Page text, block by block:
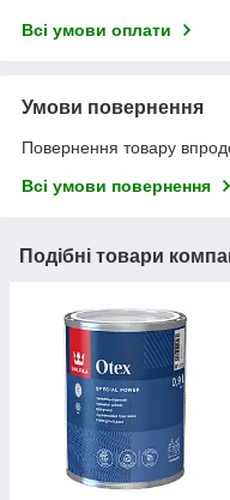
Всі умови оплати
Умови повернення
Повернення товару
Всі умови повернення
Подібні товари